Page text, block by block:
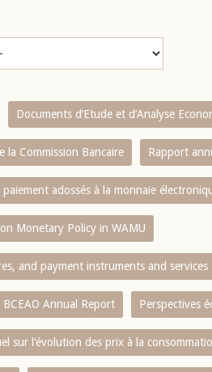
Documents d’Etude et d’Analyse
la Commission Bancaire Rapport
adossés à la monnaie
Monetary Policy in WAMU
and payment instruments and services
BCEAO Annual Report Perspectives
sur l‘évolution des prix à la